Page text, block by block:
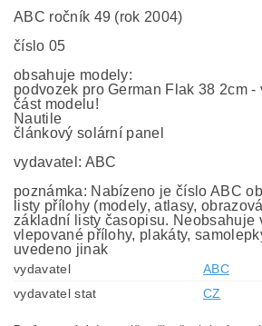
ABC ročník 49 (rok 2004)
číslo 05
obsahuje modely:
podvozek pro German Flak 38 2cm
část modelu!
Nautile
článkový solární panel
vydavatel: ABC
poznámka: Nabízeno je číslo ABC
listy přílohy (modely, atlasy,
základní listy časopisu. Neobsahuje
vlepované přílohy, plakáty,
uvedeno jinak
vydavatel
ABC
vydavatel stat
CZ